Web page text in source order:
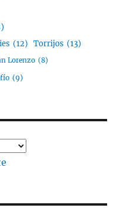
(12) Torrijos (13)
Lorenzo (8)
(9)